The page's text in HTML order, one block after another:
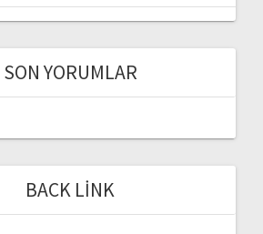
SON YORUMLAR
BACK LINK